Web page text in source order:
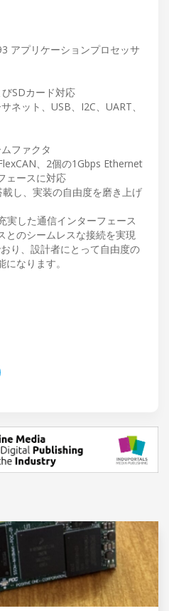
アプリケーションプロセッサ
SDカード対応
ネット、USB、I2C、UART、
ファクタ
、2個の1Gbps Ethernet
ェースに対応
し、実装の自由度を磨き上げ
実した通信インターフェース
とのシームレスな接続を実現
り、設計者にとって自由度の
なります。